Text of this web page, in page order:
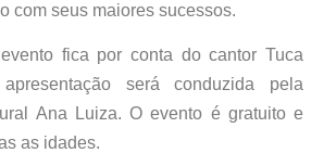
com seus maiores sucessos.
fica por conta do cantor Tuca
será conduzida pela
Ana Luiza. O evento é gratuito e
as idades.